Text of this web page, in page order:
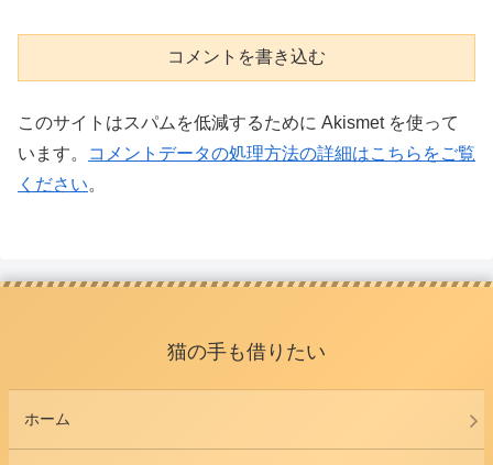
コメントを書き込む
このサイトはスパムを低減するために Akismet を使って
います。
コメントデータの処理方法の詳細はこちらをご覧
ください。
猫の手も借りたい
ホーム